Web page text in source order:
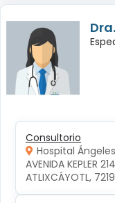
Consultorio
Hospital
AVENIDA KEPLER
ATLIXCÁYOTL,